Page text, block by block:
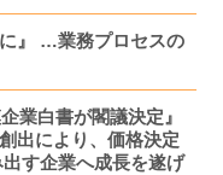
に』 …業務プロセスの
業白書が閣議決定』
出により、価格決定
す企業へ成長を遂げ